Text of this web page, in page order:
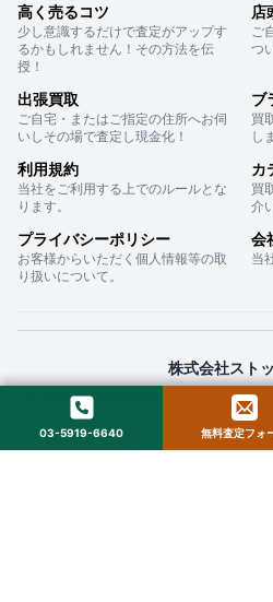
高く売るコツ
少し意識するだけで査定がアップす
るかもしれません！その方法を伝
授！
店
ご
つ
出張買取
ご自宅・またはご指定の住所へお伺
いしその場で査定し現金化！
ブ
買
し
利用規約
当社をご利用する上でのルールとな
ります。
カ
買
介
プライバシーポリシー
お客様からいただく個人情報等の取
り扱いについて。
会
当
株式会社スト
〒160-0022 東京都新宿区新宿２丁目１
© 2025 StockLab. All
03-5919-6640 無料査定フォ